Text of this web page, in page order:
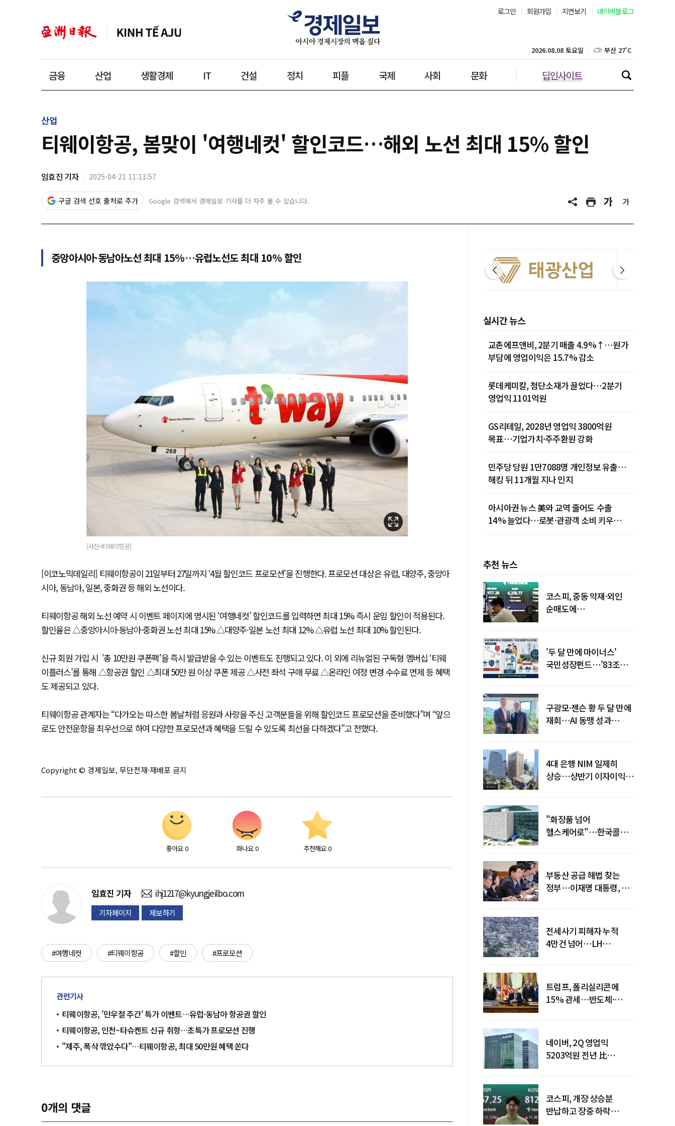
로그인 회원가입 지면보기 네이버블로그
금융 산업 생활경제 IT 건설 정치 피플 국제 사회 문화 딥인사이트
2026.08.08 토요일 대구 25˚C
인천 29˚C
제주 29˚C
산업
티웨이항공, 봄맞이 '여행네컷' 할인코드…해외 노선 최대 15% 할인
임효진 기자 2025-04-21 11:11:57
구글 검색 선호 출처로 추가 Google 검색에서 경제일보 기사를 더 자주 볼 수 있습니다.
중앙아시아·동남아노선 최대 15%…유럽노선도 최대 10% 할인
[사진=티웨이항공]
[이코노믹데일리] 티웨이항공이 21일부터 27일까지 ‘4월 할인코드 프로모션'을 진행한다. 프로모션 대상은 유럽, 대양주, 중앙아
시아, 동남아, 일본, 중화권 등 해외 노선이다.
티웨이항공 해외 노선 예약 시 이벤트 페이지에 명시된 ‘여행네컷’ 할인코드를 입력하면 최대 15% 즉시 운임 할인이 적용된다.
할인율은 △중앙아시아·동남아·중화권 노선 최대 15% △대양주·일본 노선 최대 12% △유럽 노선 최대 10% 할인된다.
신규 회원 가입 시 '총 10만원 쿠폰팩'을 즉시 발급받을 수 있는 이벤트도 진행되고 있다. 이 외에 리뉴얼된 구독형 멤버십 ‘티웨
이플러스’를 통해 △항공권 할인 △최대 50만 원 이상 쿠폰 제공 △사전 좌석 구매 무료 △온라인 여정 변경 수수료 면제 등 혜택
도 제공되고 있다.
티웨이항공 관계자는 “다가오는 따스한 봄날처럼 응원과 사랑을 주신 고객분들을 위해 할인코드 프로모션을 준비했다”며 “앞으
로도 안전운항을 최우선으로 하여 다양한 프로모션과 혜택을 드릴 수 있도록 최선을 다하겠다"고 전했다.
Copyright © 경제일보, 무단전재·재배포 금지
좋아요 0 화나요 0 추천해요 0
임효진 기자 ihj1217@kyungjeilbo.com
기자페이지 제보하기
#여행네컷 #티웨이항공 #할인 #프로모션
관련기사
티웨이항공, '만우절 주간' 특가 이벤트…유럽·동남아 항공권 할인
티웨이항공, 인천~타슈켄트 신규 취항…초특가 프로모션 진행
"제주, 폭삭 깎았수다"…티웨이항공, 최대 50만원 혜택 쏜다
0개의 댓글
실시간 뉴스
교촌에프앤비, 2분기 매출 4.9%↑…원가
부담에 영업이익은 15.7% 감소
롯데케미칼, 첨단소재가 끌었다…2분기
영업익 1101억원
GS리테일, 2028년 영업익 3800억원
목표…기업가치·주주환원 강화
민주당 당원 1만7088명 개인정보 유출…
해킹 뒤 11개월 지나 인지
아시아권 뉴스 美와 교역 줄어도 수출
14% 늘었다…로봇·관광객 소비 키우는
추천 뉴스
코스피, 중동 악재·외인
순매도에
'두 달 만에 마이너스'
국민성장펀드…'83조
구광모·젠슨 황 두 달 만에
재회…AI 동맹 성과
4대 은행 NIM 일제히
상승…상반기 이자이익
"화장품 넘어
헬스케어로"…한국콜마,
부동산 공급 해법 찾는
정부…이재명 대통령, 2차
전세사기 피해자 누적
4만건 넘어…LH
트럼프, 폴리실리콘에
15% 관세…반도체·
네이버, 2Q 영업익
5203억원 전년 比
코스피, 개장 상승분
반납하고 장중 하락